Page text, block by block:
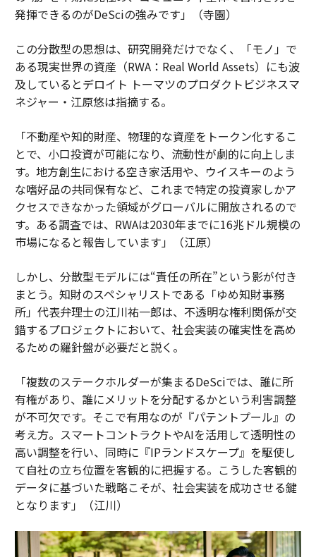
発揮できるのがDeSciの強みです」（寺園）
この分散型の思想は、研究開発だけでなく、「モノ」で
ある現実世界の資産（RWA：Real World Assets）にも波
及しているとデロイト トーマツのプロダクトビジネスマ
ネジャー・江原悠は指摘する。
「不動産や知的財産、物理的な資産をトークン化するこ
とで、小口投資が可能になり、流動性が劇的に向上しま
す。地方創生における空き家活用や、ウイスキーのよう
な嗜好品の共同保有など、これまで特定の投資家しかア
クセスできなかった領域がグローバルに開放されるので
す。ある調査では、RWAは2030年までに16兆ドル規模の
市場になると報告しています」（江原）
しかし、分散型モデルには“責任の所在”という影が付き
まとう。知財のスペシャリストである「ゆめ知財事務
所」代表弁理士の江川祐一郎は、不透明な権利関係が交
錯するプロジェクトにおいて、社会実装の確実性を高め
るための羅針盤が必要だと説く。
「複数のステークホルダーが集まるDeSciでは、誰に所
有権があり、誰にメリットを分配するかという利害調整
が不可欠です。そこで有用なのが『パテントプール』の
考え方。スマートコントラクトやAIを活用して透明性の
高い調整を行い、同時に『IPランドスケープ』を駆使し
て自社の立ち位置を客観的に把握する。こうした客観的
データに基づいた戦略こそが、社会実装を成功させる鍵
となります」（江川）